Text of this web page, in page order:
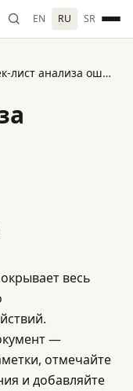
EN RU SR
Чек-лист анализа ошибок: scope, кодирование, таксономия, приоритизация
весь
—
отмечайте
и добавляйте